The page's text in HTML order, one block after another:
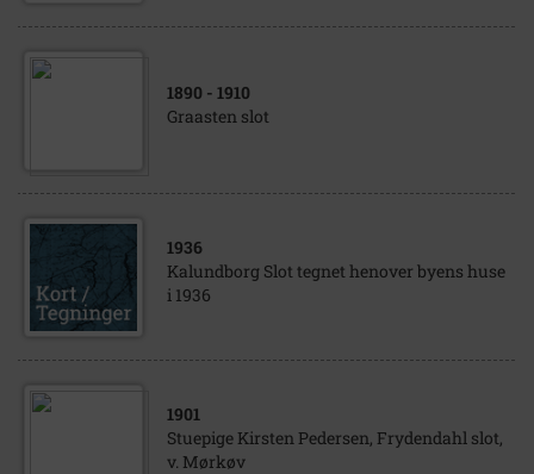
1890 - 1910
Graasten slot
1936
Kalundborg Slot tegnet henover byens huse
i 1936
1901
Stuepige Kirsten Pedersen, Frydendahl slot,
v. Mørkøv